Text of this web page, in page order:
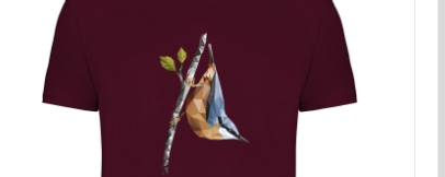
opciones
se
pueden
elegir
página